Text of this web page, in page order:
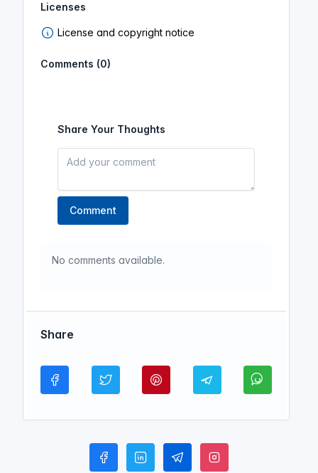
Licenses
License and copyright notice
Comments (0)
Share Your Thoughts
Comment
No comments available.
Share